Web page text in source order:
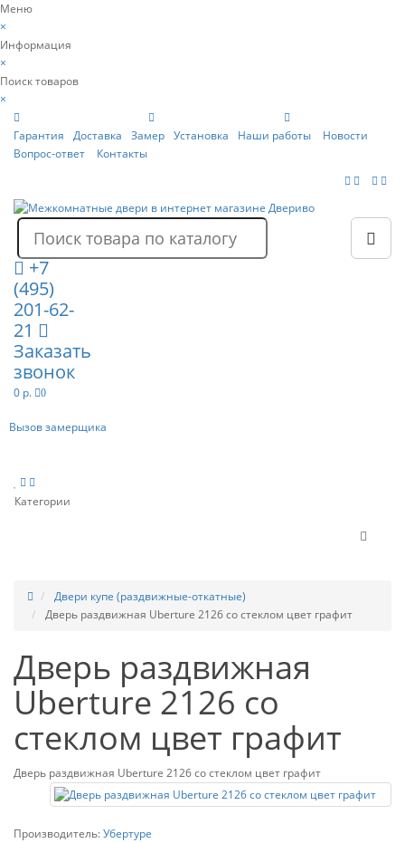
Меню
×
Информация
×
Поиск товаров
×
Гарантия Доставка Замер Установка Наши работы
Новости
Вопрос-ответ
Контакты
+7
(495)
201-62-
21
Заказать
звонок
0 р. 0
Вызов замерщика
Категории
Двери купе (раздвижные-откатные)
Дверь раздвижная Uberture 2126 со стеклом цвет графит
Дверь раздвижная
Uberture 2126 со
стеклом цвет графит
Дверь раздвижная Uberture 2126 со стеклом цвет графит
Производитель:Убертуре